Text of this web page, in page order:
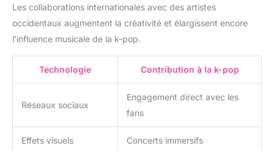
Les collaborations internationales avec des artistes
occidentaux augmentent la créativité et élargissent encore
l’influence musicale de la k-pop.
Technologie Contribution à la k-pop
Réseaux sociaux
Engagement direct avec les
fans
Effets visuels Concerts immersifs